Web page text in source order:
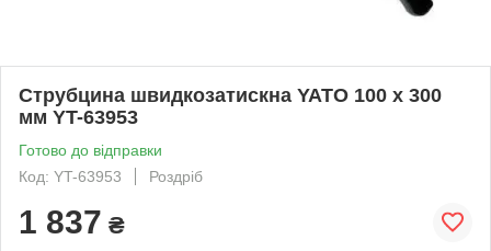
Струбцина швидкозатискна YATO 100 x 300
мм YT-63953
Готово до відправки
Код: YT-63953
Роздріб
1 837 ₴